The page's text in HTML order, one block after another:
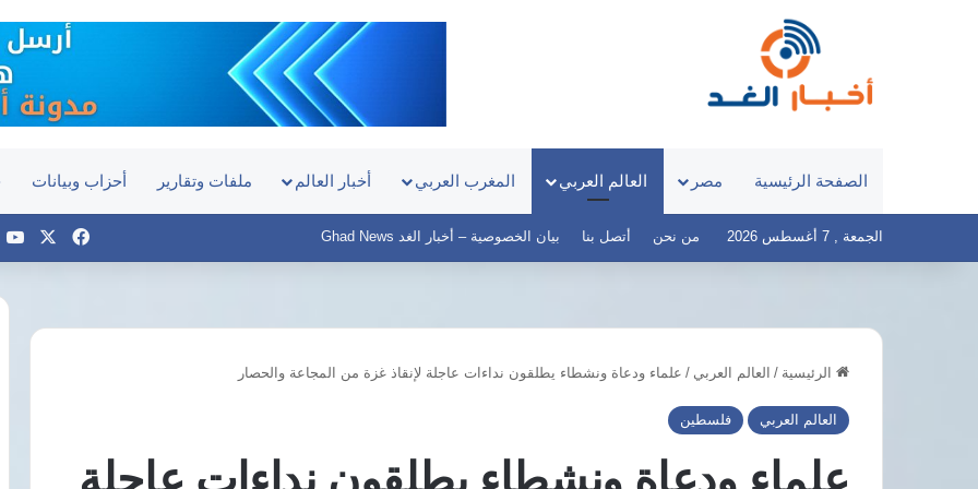
الصفحة الرئيسية مصر العالم العربي المغرب العربي أخبار العالم ملفات وتقارير أحزاب وبيانات
الجمعة , 7 أغسطس 2026 من نحن أتصل بنا بيان الخصوصية – أخبار الغد Ghad News فيسبوك
الرئيسية / العالم العربي / علماء ودعاة ونشطاء يطلقون نداءات عاجلة لإنقاذ غزة من المجاعة والحصار
العالم العربي فلسطينتخطط
لمجمع
شمسية
ترد
على